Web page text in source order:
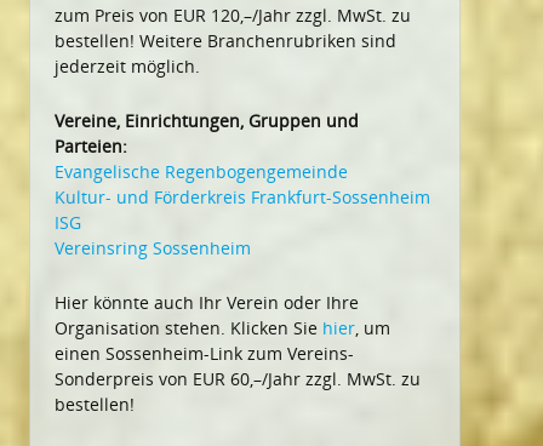
zum Preis von EUR 120,–/Jahr zzgl. MwSt. zu
bestellen! Weitere Branchenrubriken sind
jederzeit möglich.
Vereine, Einrichtungen, Gruppen und
Parteien:
Evangelische Regenbogengemeinde
Kultur- und Förderkreis Frankfurt-Sossenheim
ISG
Vereinsring Sossenheim
Hier könnte auch Ihr Verein oder Ihre
Organisation stehen. Klicken Sie hier, um
einen Sossenheim-Link zum Vereins-
Sonderpreis von EUR 60,–/Jahr zzgl. MwSt. zu
bestellen!